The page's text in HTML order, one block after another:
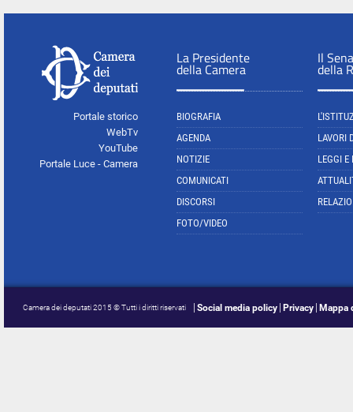
Portale storico
WebTv
YouTube
Portale Luce - Camera
La Presidente
della Camera
BIOGRAFIA
AGENDA
NOTIZIE
COMUNICATI
DISCORSI
FOTO/VIDEO
Il
della
LAVORI
LEGGI E
Camera dei deputati 2015 © Tutti i diritti riservati Social media policy Privacy Mappa